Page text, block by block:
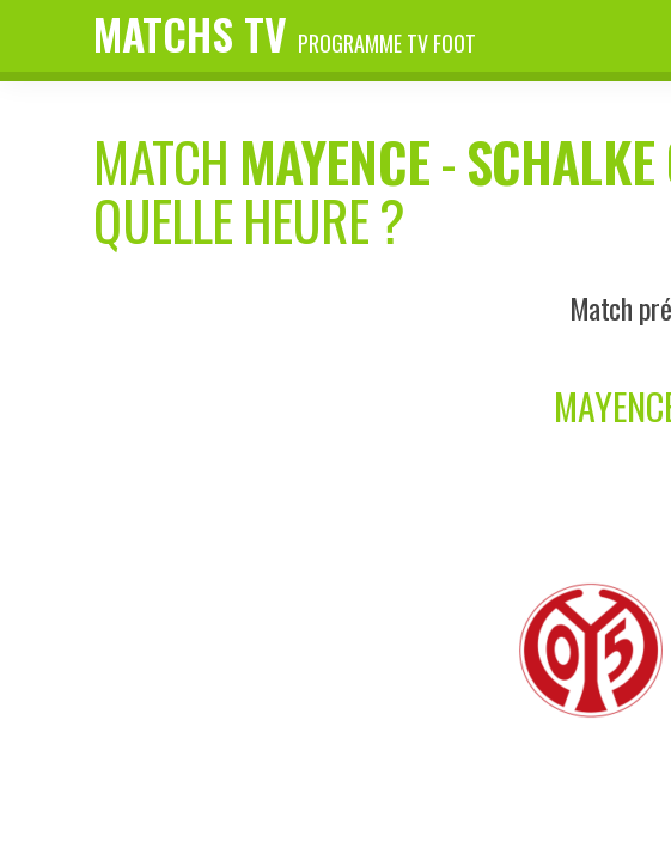
MATCHS TV PROGRAMME TV FOOT
MATCH MAYENCE-
QUELLE HEURE ?
Match